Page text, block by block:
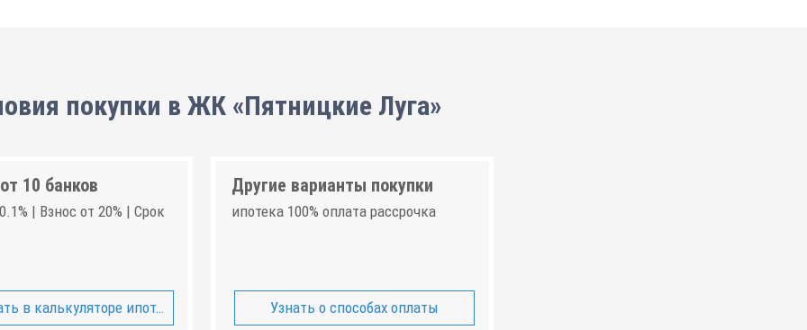
покупки в ЖК «Пятницкие Луга»
10 банков
| Взнос от 20% | Срок
в калькуляторе ипотеки
Другие варианты покупки
ипотека 100% оплата рассрочка
Узнать о способах оплаты